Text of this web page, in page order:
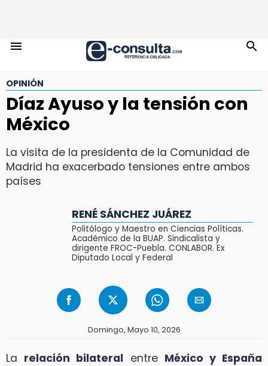
OPINIÓN
Díaz Ayuso y la tensión con
México
La visita de la presidenta de la Comunidad de
Madrid ha exacerbado tensiones entre ambos
países
RENÉ SÁNCHEZ JUÁREZ
Politólogo y Maestro en Ciencias Políticas.
Académico de la BUAP. Sindicalista y
dirigente FROC-Puebla. CONLABOR. Ex
Diputado Local y Federal
Domingo, Mayo 10, 2026
La relación bilateral entre México y España